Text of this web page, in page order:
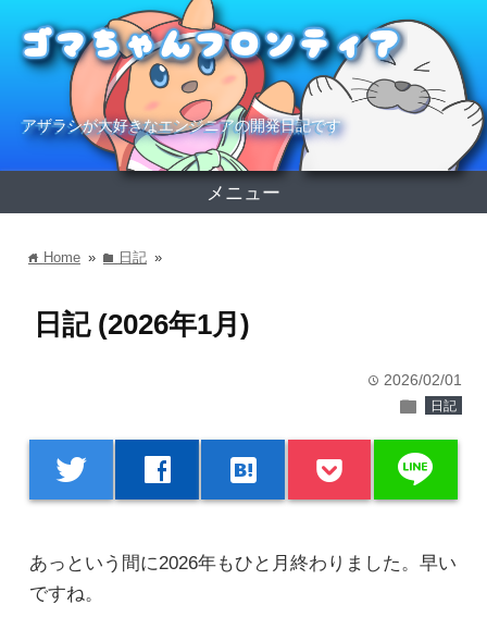
アザラシが大好きなエンジニアの開発日記です
メニュー
home Home » folder 日記 »
日記 (2026年1月)
time2026/02/01
folder 日記
twitter facebook hatenabookmark line
あっという間に2026年もひと月終わりました。早い
ですね。